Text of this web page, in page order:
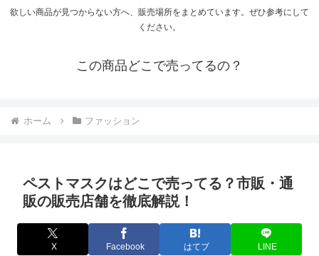
欲しい商品が見つからない方へ、販売場所をまとめています。ぜひ参考にして
ください。
この商品どこで売ってるの？
ホーム ファッション
ペストマスクはどこで売ってる？市販・通
販の販売店舗を徹底解説！
X Facebook はてブ LINE